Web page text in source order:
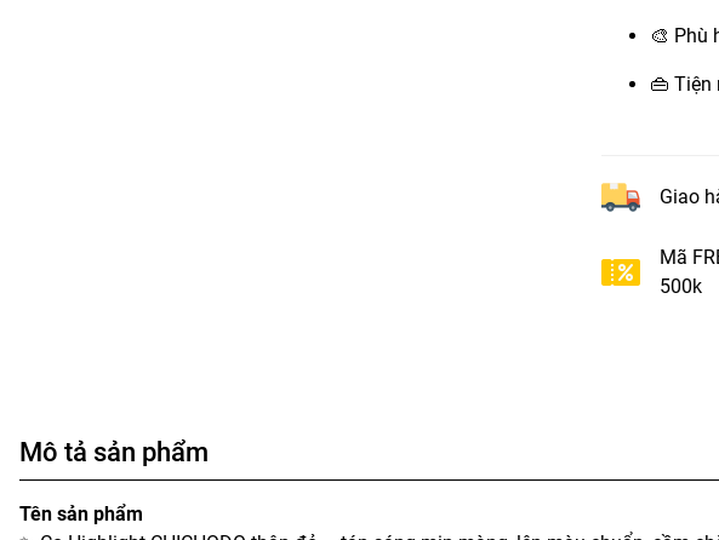
🎨 Phù
👜 Tiện
Giao
Mã
500k
Mô tả sản phẩm
Tên sản phẩm